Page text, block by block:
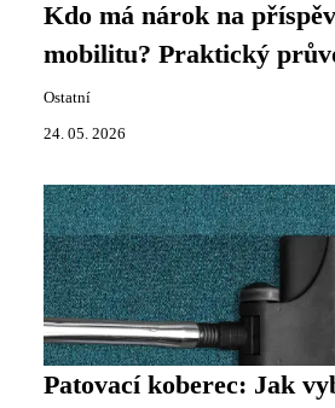
Kdo má nárok na
mobilitu? Praktický
Ostatní
24. 05. 2026
Patovací koberec: Jak